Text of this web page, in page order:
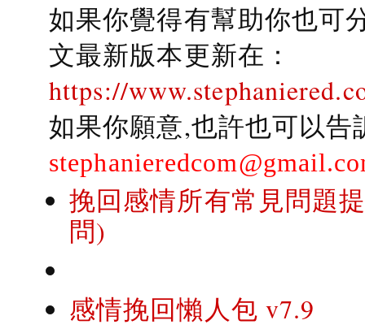
如果你覺得有幫助你也可
文最新版本更新在：
https://
如果你願意,也許也可以
挽回感情所有常見問題
問)
感情挽回懶人包 v7.9